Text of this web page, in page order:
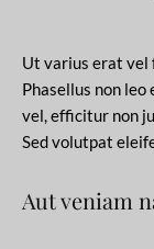
Ut varius erat vel
Phasellus non
vel, efficitur non
Sed volutpat
Aut veniam